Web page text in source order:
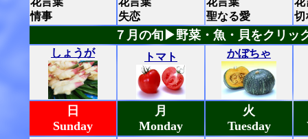
情事
失恋
聖なる愛
切
７月の旬▶野菜・魚・貝をクリッ
しょうが トマト かぼちゃ
日
Sunday
月
Monday
火
Tuesday